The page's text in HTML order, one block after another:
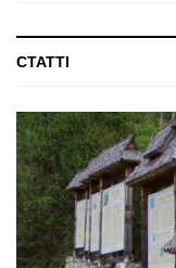
СТАТТІ